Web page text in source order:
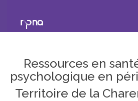
Ressources en
psychologique en
Territoire de la